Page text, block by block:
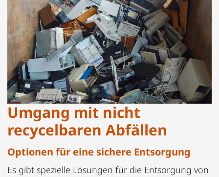
Umgang mit nicht
recycelbaren Abfällen
Optionen für eine sichere Entsorgung
Es gibt spezielle Lösungen für die Entsorgung von